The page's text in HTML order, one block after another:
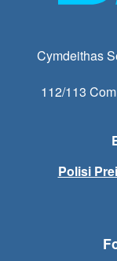
Cymdeithas
112/113
Polisi